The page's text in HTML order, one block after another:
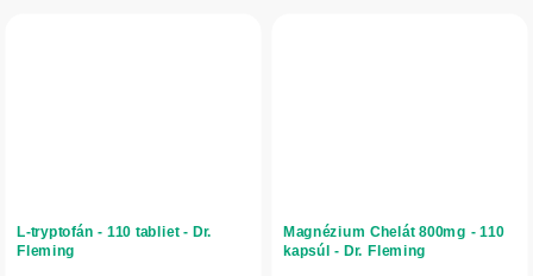
L-tryptofán - 110 tabliet - Dr.
Fleming
Magnézium Chelát 800mg - 110
kapsúl - Dr. Fleming